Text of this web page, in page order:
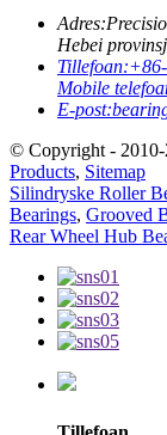
Adres:
Hebei
Tillefoan:
Mobile
E-post:
© Copyright - 2010-
Products, Sitemap
Silindryske Roller
Bearings, Grooved
Rear Wheel Hub